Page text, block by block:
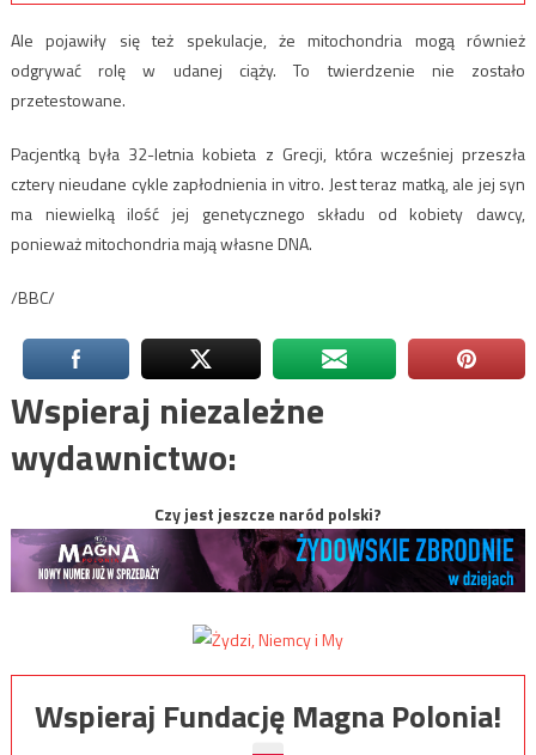
Ale pojawiły się też spekulacje, że mitochondria mogą również
odgrywać rolę w udanej ciąży. To twierdzenie nie zostało
przetestowane.
Pacjentką była 32-letnia kobieta z Grecji, która wcześniej przeszła
cztery nieudane cykle zapłodnienia in vitro. Jest teraz matką, ale jej syn
ma niewielką ilość jej genetycznego składu od kobiety dawcy,
ponieważ mitochondria mają własne DNA.
/BBC/
Wspieraj niezależne
wydawnictwo:
Czy jest jeszcze naród polski?
Wspieraj Fundację Magna Polonia!